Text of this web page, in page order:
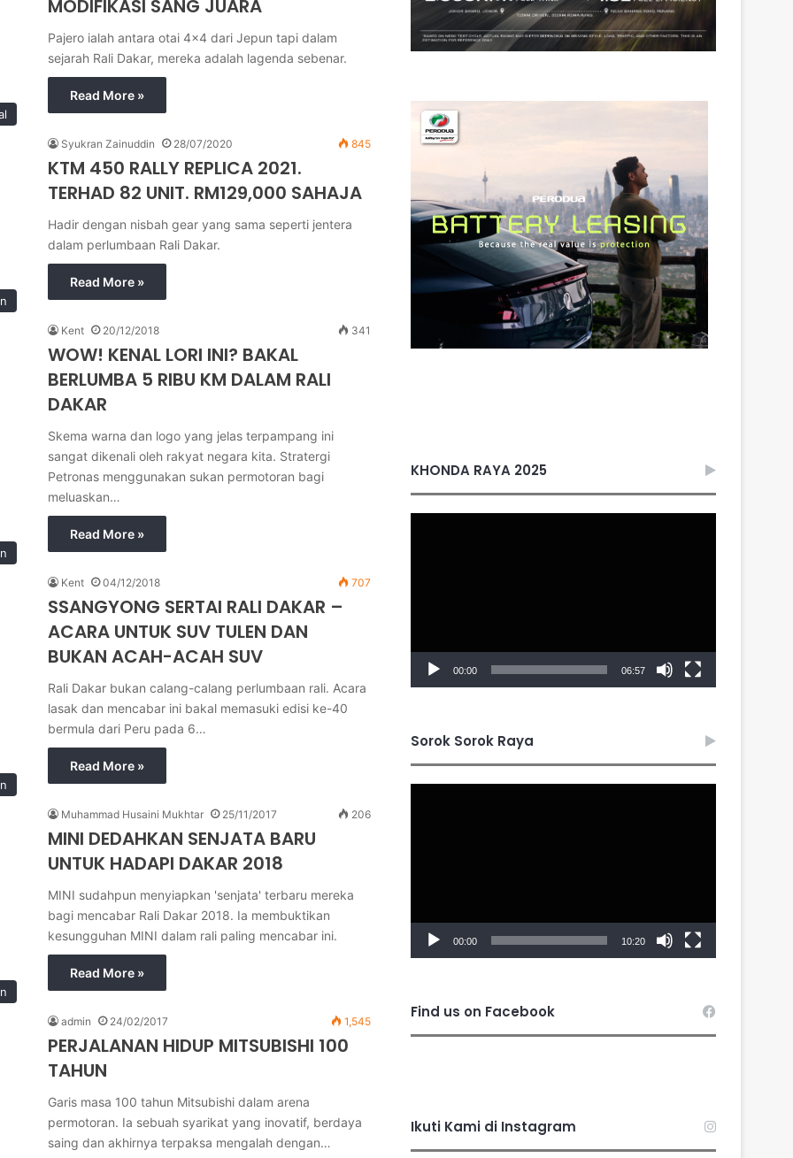
MODIFIKASI SANG JUARA
Pajero ialah antara otai 4x4 dari Jepun tapi dalam
sejarah Rali Dakar, mereka adalah lagenda sebenar.
Read More »
Syukran Zainuddin 28/07/2020 845
KTM 450 RALLY REPLICA 2021.
TERHAD 82 UNIT. RM129,000 SAHAJA
Hadir dengan nisbah gear yang sama seperti jentera
dalam perlumbaan Rali Dakar.
Read More »
Kent 20/12/2018 341
WOW! KENAL LORI INI? BAKAL
BERLUMBA 5 RIBU KM DALAM RALI
DAKAR
Skema warna dan logo yang jelas terpampang ini
sangat dikenali oleh rakyat negara kita. Stratergi
Petronas menggunakan sukan permotoran bagi
meluaskan…
Read More »
Kent 04/12/2018 707
SSANGYONG SERTAI RALI DAKAR –
ACARA UNTUK SUV TULEN DAN
BUKAN ACAH-ACAH SUV
Rali Dakar bukan calang-calang perlumbaan rali. Acara
lasak dan mencabar ini bakal memasuki edisi ke-40
bermula dari Peru pada 6…
Read More »
Muhammad Husaini Mukhtar 25/11/2017 206
MINI DEDAHKAN SENJATA BARU
UNTUK HADAPI DAKAR 2018
MINI sudahpun menyiapkan 'senjata' terbaru mereka
bagi mencabar Rali Dakar 2018. Ia membuktikan
kesungguhan MINI dalam rali paling mencabar ini.
Read More »
admin 24/02/2017 1,545
PERJALANAN HIDUP MITSUBISHI 100
TAHUN
Garis masa 100 tahun Mitsubishi dalam arena
permotoran. Ia sebuah syarikat yang inovatif, berdaya
saing dan akhirnya terpaksa mengalah dengan…
KHONDA RAYA 2025
00:00 06:57
Sorok Sorok Raya
00:00 10:20
Find us on Facebook
Ikuti Kami di Instagram